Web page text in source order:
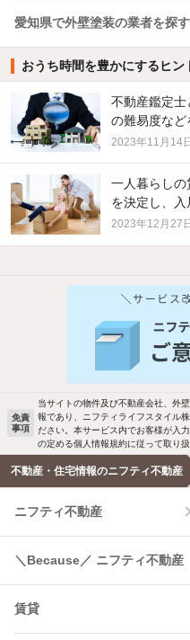
愛知県で外壁塗装の業者を探す
おうち時間を豊かにするヒン
不動産鑑定
の難易度など
2023年11月14
一人暮らし
を決定し、
2023年12月27日
他の人はこんな条件で絞り込
バス・トイレ別
駐車場あり
洗濯機置場あり
エアコンあり
温水洗浄便座
コンロ2口以上
免責
事項
当サイトの物件及び不動産会社、外
報であり、ニフティライフスタイル
ださい。本サービス内でお客様が入
の定める個人情報規約に従って取り扱
不動産・住宅情報のニフティ不動産
ニフティ不動産
＼Because／ ニフティ不動産
賃貸